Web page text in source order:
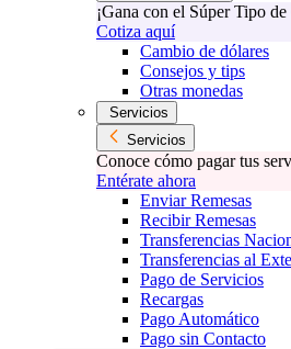
¡Gana con el Súper Tipo
Cotiza aquí
Cambio de dólares
Consejos y tips
Otras monedas
Servicios
Servicios
Conoce cómo pagar tus
Entérate ahora
Enviar Remesas
Recibir Remesas
Transferencias
Transferencias al
Pago de Servicios
Recargas
Pago Automático
Pago sin Contacto